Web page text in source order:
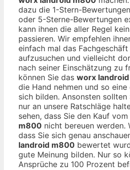
dazu die 1-Stern-
oder 5-Sterne-Bewertungen
kann ihnen die aller Regel
passieren. Wir empfehlen
einfach mal das
aufzusuchen und vielleicht
nach seiner Einschätzung zu
können Sie das worx
die Hand nehmen und so eine
sich bilden. Ansonsten sollten
nur an unsere Ratschläge
sehen, dass Sie den Kauf vom
m800 nicht bereuen werden.
dass Sie sich genau
landroid m800 bewertet
gute Meinung bilden. Nur so
Ansprüche zu 100 Prozent